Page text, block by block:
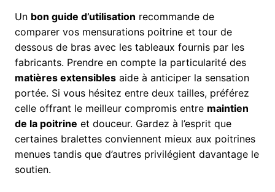
Un bon guide d’utilisation recommande de
comparer vos mensurations poitrine et tour de
dessous de bras avec les tableaux fournis par les
fabricants. Prendre en compte la particularité des
matières extensiblesaide à anticiper la sensation
portée. Si vous hésitez entre deux tailles, préférez
celle offrant le meilleur compromis entre maintien
de la poitrine et douceur. Gardez à l’esprit que
certaines bralettes conviennent mieux aux poitrines
menues tandis que d’autres privilégient davantage le
soutien.